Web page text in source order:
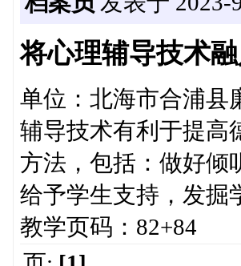
将心理辅导技术
单位：北海市合浦县
辅导技术有利于提高
方法，包括：做好倾
给予学生支持，发掘
教学页码：82+84